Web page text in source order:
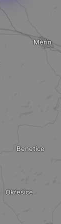
Měřín
Benetice
Okřešice